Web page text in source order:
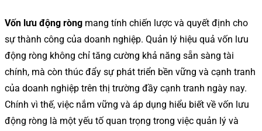
Vốn lưu động ròng mang tính chiến lược và quyết định cho
sự thành công của doanh nghiệp. Quản lý hiệu quả vốn lưu
động ròng không chỉ tăng cường khả năng sẵn sàng tài
chính, mà còn thúc đẩy sự phát triển bền vững và cạnh tranh
của doanh nghiệp trên thị trường đầy cạnh tranh ngày nay.
Chính vì thế, việc nắm vững và áp dụng hiểu biết về vốn lưu
động ròng là một yếu tố quan trọng trong việc quản lý và